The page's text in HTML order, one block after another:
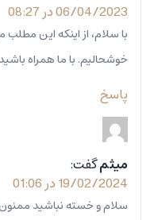
06/04/2023 در 08:27
با سلام، از اینکه این مطلب
خوشحالیم. با ما همراه
پاسخ
میثمگفت:
19/02/2024 در 01:06
سلام و خسته نباشید ممنون